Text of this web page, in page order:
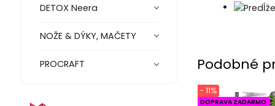
DETOX Neera
NOŽE & DÝKY, MAČETY
PROCRAFT Podobné
DOPRAVA ZADARMO
- 11%